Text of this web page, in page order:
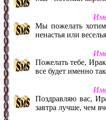
Мы пожелать
ненастья или
Пожелать тебе,
все будет именно
Поздравляю вас,
завтра лучше, чем